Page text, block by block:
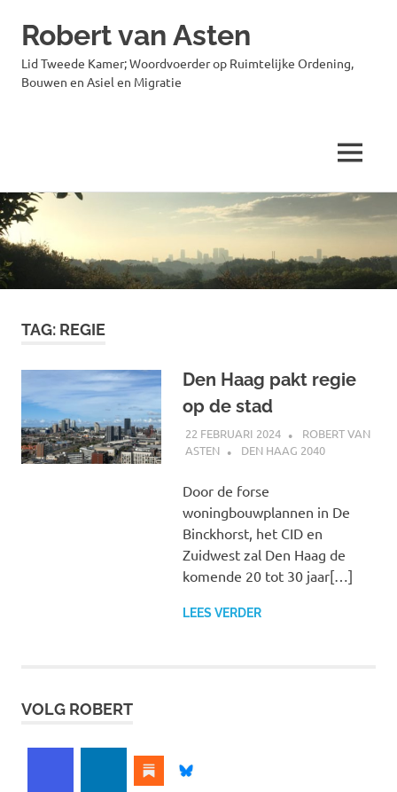
Ga
naar
de
inhoud
Robert van Asten
Lid Tweede Kamer; Woordvoerder op Ruimtelijke Ordening,
Bouwen en Asiel en Migratie
MENU
TAG: REGIE
Den Haag pakt regie
op de stad
22 FEBRUARI 2024
ROBERT VAN
ASTEN
DEN HAAG 2040
Door de forse
woningbouwplannen in De
Binckhorst, het CID en
Zuidwest zal Den Haag de
komende 20 tot 30 jaar[…]
LEES VERDER
VOLG ROBERT